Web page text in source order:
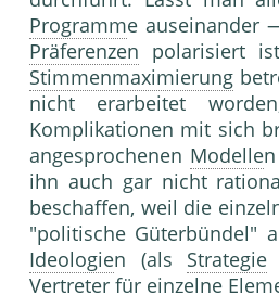
Programme auseinander
Präferenzen polarisiert
Stimmenmaximierung
nicht erarbeitet
Komplikationen mit sich
angesprochenen Modelle
ihn auch gar nicht
beschaffen, weil die
"politische Güterbündel"
Ideologien (als Strategie
Vertreter für einzelne